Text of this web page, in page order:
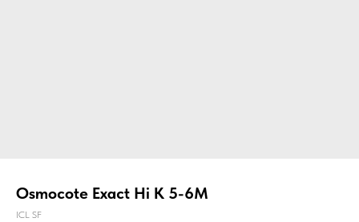
Osmocote Exact Hi K 5-6M
ICL SF